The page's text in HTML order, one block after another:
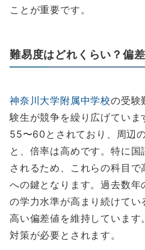
ことが重要です。
難易度はどれくらい？偏
神奈川大学附属中学校の受験
験生が競争を繰り広げていま
55〜60とされており、周辺
と、倍率は高めです。特に
されるため、これらの科目
への鍵となります。過去数
の学力水準が高まり続けてい
高い偏差値を維持していま
対策が必要とされます。